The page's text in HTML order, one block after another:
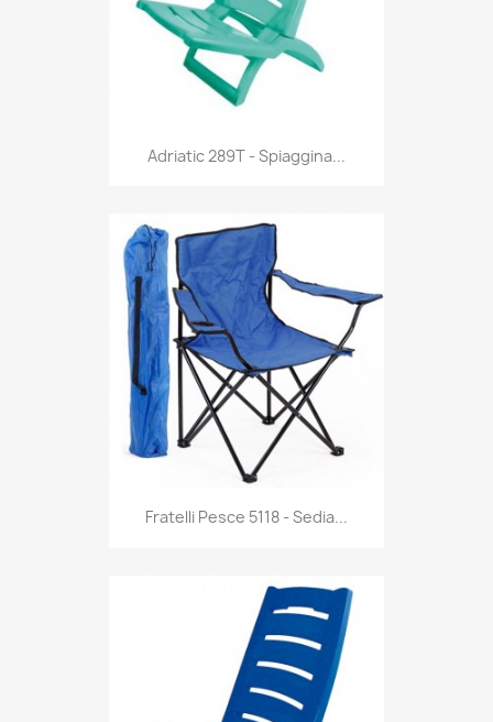
Anteprima
Adriatic 289T - Spiaggina...
Anteprima
Fratelli Pesce 5118 - Sedia...